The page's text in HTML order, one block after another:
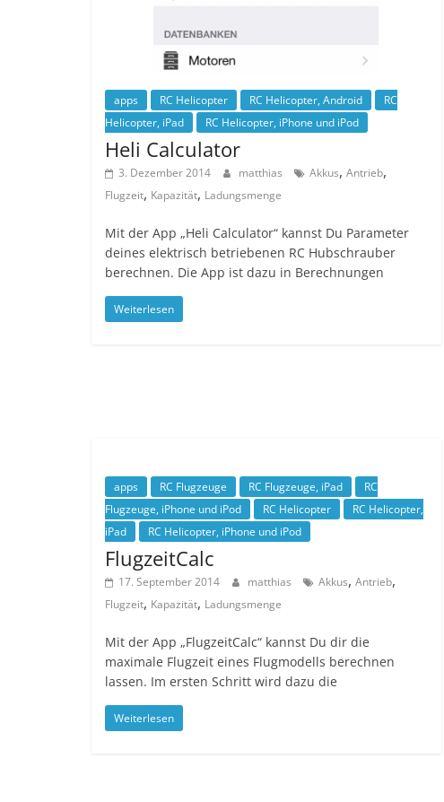
apps RC Helicopter RC Helicopter, Android
RC
Helicopter, iPad
RC Helicopter, iPhone und iPod
Heli Calculator
3. Dezember 2014 matthias Akkus, Antrieb,
Flugzeit, Kapazität, Ladungsmenge
Mit der App „Heli Calculator“ kannst Du Parameter
deines elektrisch betriebenen RC Hubschrauber
berechnen. Die App ist dazu in Berechnungen
Weiterlesen
apps RC Flugzeuge RC Flugzeuge, iPad
RC
Flugzeuge, iPhone und iPod
RC Helicopter
RC Helicopter,
iPad
RC Helicopter, iPhone und iPod
FlugzeitCalc
17. September 2014 matthias Akkus, Antrieb,
Flugzeit, Kapazität, Ladungsmenge
Mit der App „FlugzeitCalc“ kannst Du dir die
maximale Flugzeit eines Flugmodells berechnen
lassen. Im ersten Schritt wird dazu die
Weiterlesen